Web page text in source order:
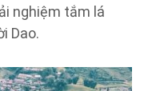
nghiệm tắm lá
Dao.